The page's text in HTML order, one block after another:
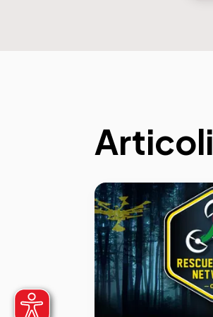
Articoli